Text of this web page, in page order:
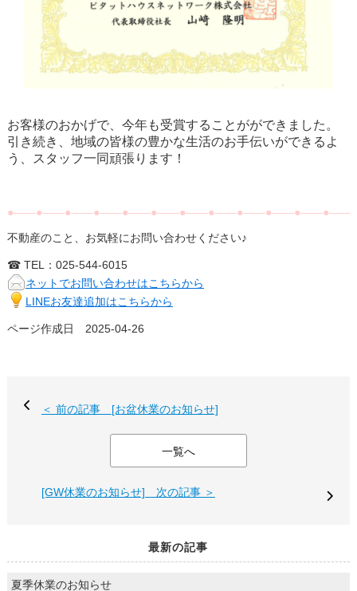
お客様のおかげで、今年も受賞することがができました。
引き続き、地域の皆様の豊かな生活のお手伝いができるよ
う、スタッフ一同頑張ります！
●――●――●――●――●――●――●――●――●――●――●――●――●
不動産のこと、お気軽にお問い合わせください♪
☎ TEL：025-544-6015
ネットでお問い合わせはこちらから
LINEお友達追加はこちらから
ページ作成日 2025-04-26
＜ 前の記事 [お盆休業のお知らせ]
一覧へ
[GW休業のお知らせ] 次の記事 ＞
最新の記事
夏季休業のお知らせ